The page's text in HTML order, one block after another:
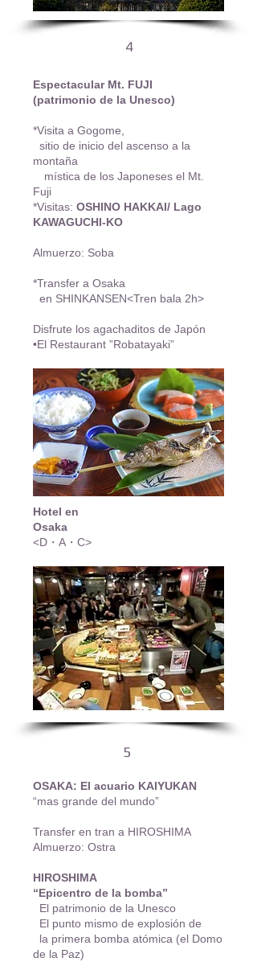
4
Espectacular Mt. FUJI
(patrimonio de la Unesco)
*Visita a Gogome,
sitio de inicio del ascenso a la
montaña
mística de los Japoneses el Mt.
Fuji
*Visitas: OSHINO HAKKAI/ Lago
KAWAGUCHI-KO
Almuerzo: Soba
*Transfer a Osaka
en SHINKANSEN<Tren bala 2h>
Disfrute los agachaditos de Japón
•El Restaurant ”Robatayaki”
Hotel en
Osaka
<D・A・C>
5
OSAKA: El acuario KAIYUKAN
“mas grande del mundo”
Transfer en tran a HIROSHIMA
Almuerzo: Ostra
HIROSHIMA
“Epicentro de la bomba”
El patrimonio de la Unesco
El punto mismo de explosión de
la primera bomba atómica (el Domo
de la Paz)